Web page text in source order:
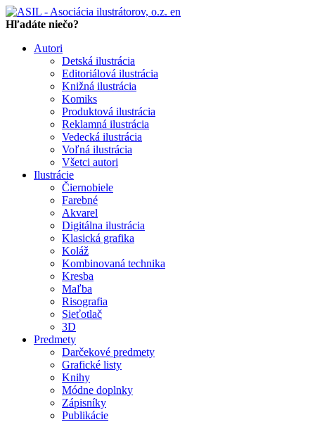
en
Hľadáte niečo?
Autori
Detská ilustrácia
Editoriálová ilustrácia
Knižná ilustrácia
Komiks
Produktová ilustrácia
Reklamná ilustrácia
Vedecká ilustrácia
Voľná ilustrácia
Všetci autori
Ilustrácie
Čiernobiele
Farebné
Akvarel
Digitálna ilustrácia
Klasická grafika
Koláž
Kombinovaná technika
Kresba
Maľba
Risografia
Sieťotlač
3D
Predmety
Darčekové predmety
Grafické listy
Knihy
Módne doplnky
Zápisníky
Publikácie